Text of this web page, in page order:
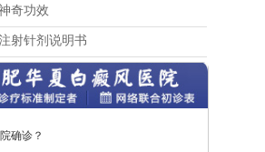
奇功效
射针剂说明书
确诊？